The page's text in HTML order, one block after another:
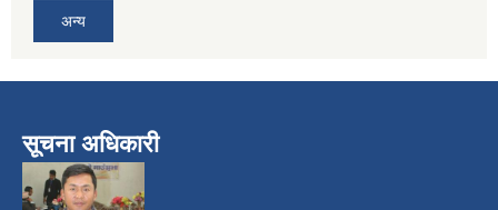
अन्य
सूचना अधिकारी